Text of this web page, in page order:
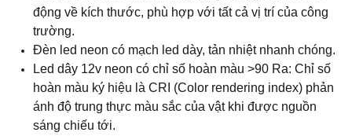
động về kích thước, phù hợp với tất cả vị trí của công
trường.
Đèn led neon có mạch led dày, tản nhiệt nhanh chóng.
Led dây 12v neon có chỉ số hoàn màu >90 Ra: Chỉ số
hoàn màu ký hiệu là CRI (Color rendering index) phản
ánh độ trung thực màu sắc của vật khi được nguồn
sáng chiếu tới.